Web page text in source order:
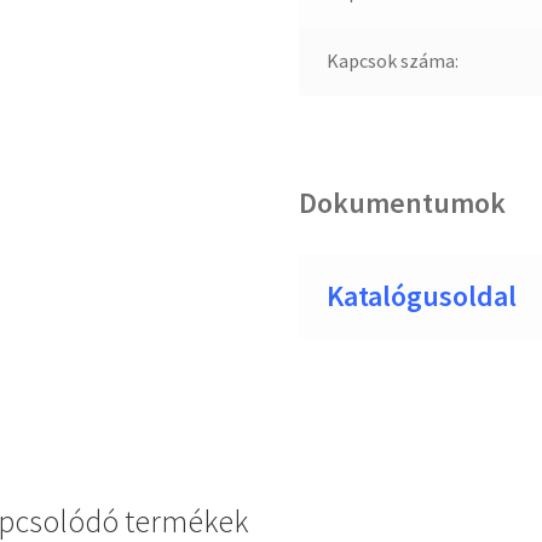
Kapcsok száma:
Dokumentumok
Katalógusoldal
termékek